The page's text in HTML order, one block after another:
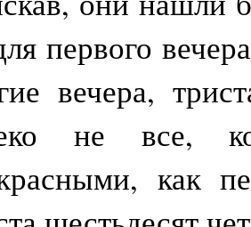
первого
вечера,
не все,
как